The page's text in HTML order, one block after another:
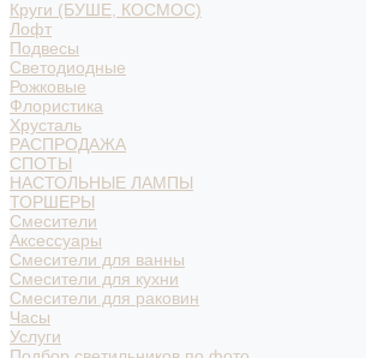
Круги (БУШЕ, КОСМОС)
Лофт
Подвесы
Светодиодные
Рожковые
Флористика
Хрусталь
РАСПРОДАЖА
СПОТЫ
НАСТОЛЬНЫЕ ЛАМПЫ
ТОРШЕРЫ
Смесители
Аксессуары
Смесители для ванны
Смесители для кухни
Смесители для раковин
Часы
Услуги